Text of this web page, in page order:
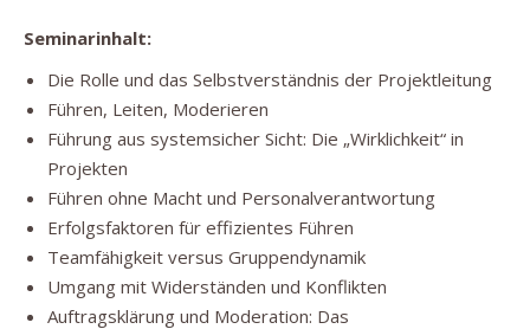
Seminarinhalt:
Die Rolle und das Selbstverständnis der Projektleitung
Führen, Leiten, Moderieren
Führung aus systemsicher Sicht: Die „Wirklichkeit“ in
Projekten
Führen ohne Macht und Personalverantwortung
Erfolgsfaktoren für effizientes Führen
Teamfähigkeit versus Gruppendynamik
Umgang mit Widerständen und Konflikten
Auftragsklärung und Moderation: Das